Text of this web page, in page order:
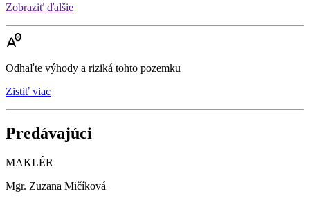
Zobraziť ďalšie
Odhaľte výhody a riziká tohto pozemku
Zistiť viac
Predávajúci
MAKLÉR
Mgr. Zuzana Mičíková